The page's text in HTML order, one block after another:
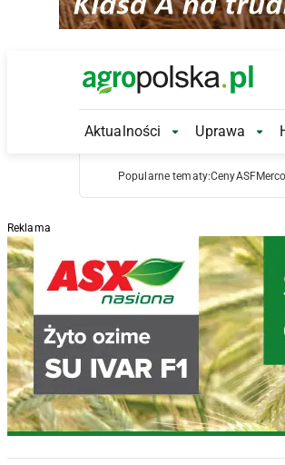
Main Logo
Aktualności Aktualności
Uprawa
Popularne tematy:CenyASF
Reklama